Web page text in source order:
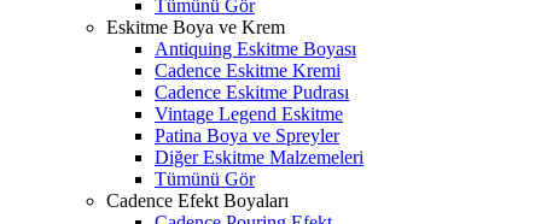
Tümünü Gör
Eskitme Boya ve Krem
Antiquing Eskitme Boyası
Cadence Eskitme Kremi
Cadence Eskitme Pudrası
Vintage Legend Eskitme
Patina Boya ve Spreyler
Diğer Eskitme Malzemeleri
Tümünü Gör
Cadence Efekt Boyaları